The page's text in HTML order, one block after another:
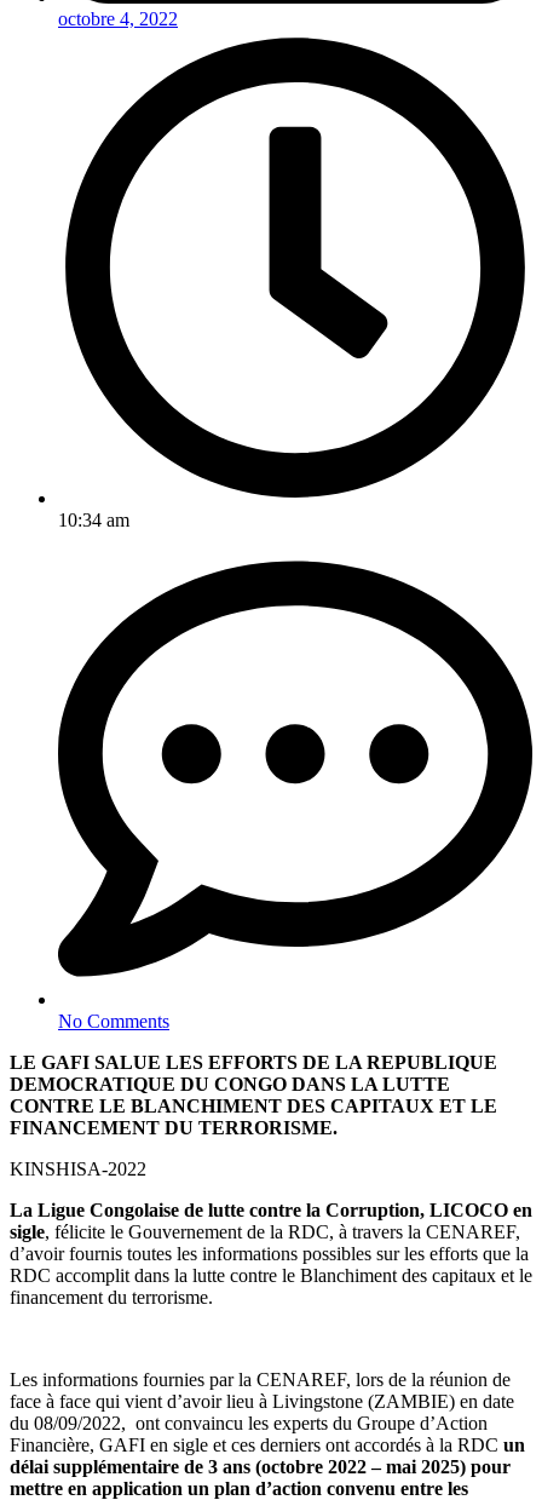
octobre 4, 2022
10:34 am
No Comments
LE GAFI SALUE LES EFFORTS DE LA REPUBLIQUE
DEMOCRATIQUE DU CONGO DANS LA LUTTE
CONTRE LE BLANCHIMENT DES CAPITAUX ET LE
FINANCEMENT DU TERRORISME.
KINSHISA-2022
La Ligue Congolaise de lutte contre la Corruption, LICOCO en
sigle, félicite le Gouvernement de la RDC, à travers la CENAREF,
d’avoir fournis toutes les informations possibles sur les efforts que la
RDC accomplit dans la lutte contre le Blanchiment des capitaux et le
financement du terrorisme.
Les informations fournies par la CENAREF, lors de la réunion de
face à face qui vient d’avoir lieu à Livingstone (ZAMBIE) en date
du 08/09/2022, ont convaincu les experts du Groupe d’Action
Financière, GAFI en sigle et ces derniers ont accordés à la RDC un
délai supplémentaire de 3 ans (octobre 2022 – mai 2025) pour
mettre en application un plan d’action convenu entre les